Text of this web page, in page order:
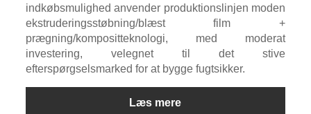
indkøbsmulighed anvender produktionslinjen moden
ekstruderingsstøbning/blæst film +
prægning/kompositteknologi, med moderat
investering, velegnet til det stive
efterspørgselsmarked for at bygge fugtsikker.
Læs mere